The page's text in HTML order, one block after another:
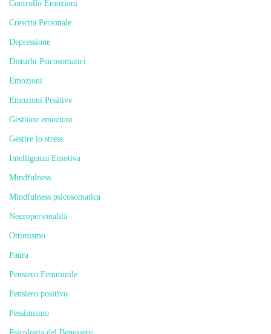
Controllo Emozioni
Crescita Personale
Depressione
Disturbi Psicosomatici
Emozioni
Emozioni Positive
Gestione emozioni
Gestire lo stress
Intelligenza Emotiva
Mindfulness
Mindfulness psicosomatica
Neuropersonalità
Ottimismo
Paura
Pensiero Femminile
Pensiero positivo
Pessimismo